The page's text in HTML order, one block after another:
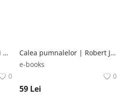
Einstein pentru debusolati | Allan Percy Herald
0
Calea pumnalelor | Robert Jordan RAO
e-books
0
59 Lei